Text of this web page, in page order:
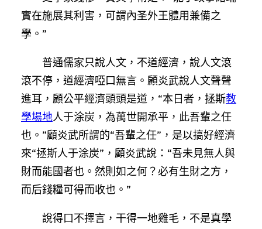
實在施展其利害，可謂內圣外王體用兼備之
學。”
普通儒家只說人文，不道經濟，說人文滾
滾不停，道經濟啞口無言。顧炎武說人文聲聲
進耳，顧公平經濟頭頭是道，“本日者，拯斯教
學場地人于涂炭，為萬世開承平，此吾輩之任
也。”顧炎武所謂的“吾輩之任”，是以搞好經濟
來“拯斯人于涂炭”，顧炎武說：“吾未見無人與
財而能國者也。然則如之何？必有生財之方，
而后錢糧可得而收也。”
說得口不擇言，干得一地雞毛，不是真學